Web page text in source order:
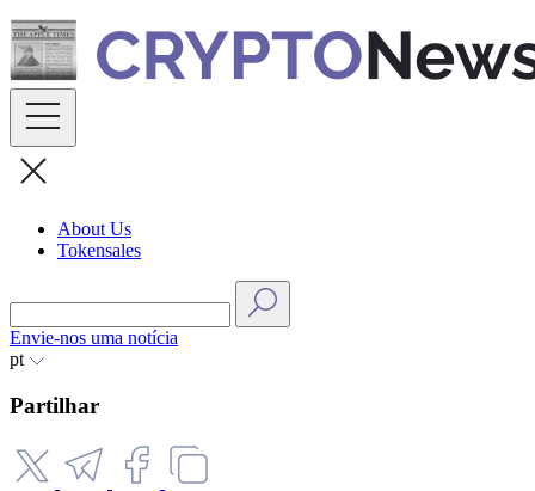
Skip
to
content
About Us
Tokensales
Envie-nos uma notícia
pt
Partilhar